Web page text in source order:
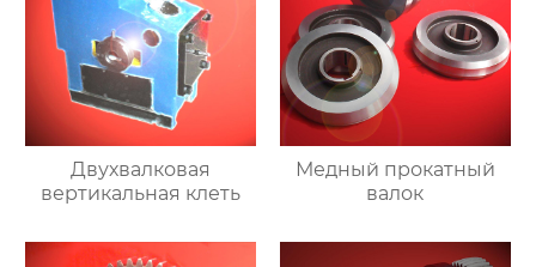
Двухвалковая
вертикальная клеть
Медный прокатный
валок